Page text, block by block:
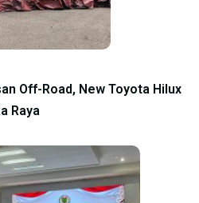
Off-Road, New Toyota Hilux
Raya